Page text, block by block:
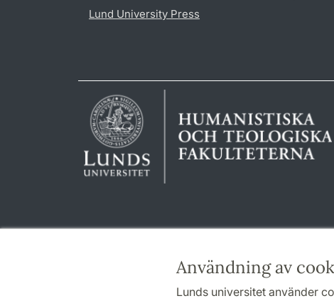
Användning av
Lunds universitet använder
Lund University Press